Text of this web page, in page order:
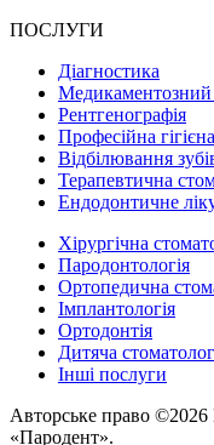
ПОСЛУГИ
Діагностика
Медикаментозний
Рентгенографія
Професійна
Відбілювання
Терапевтична
Ендодонтичне
Хірургічна
Пародонтологія
Ортопедична
Імплантологія
Ортодонтія
Дитяча
Інші послуги
Авторське право ©2026
«Пародент».